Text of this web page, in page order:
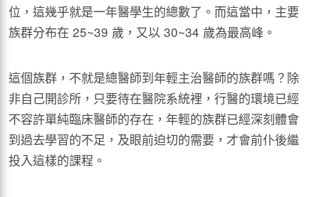
位，這幾乎就是一年醫學生的總數了。而這當中，主要
族群分布在 25~39 歲，又以 30~34 歲為最高峰。
這個族群，不就是總醫師到年輕主治醫師的族群嗎？除
非自己開診所，只要待在醫院系統裡，行醫的環境已經
不容許單純臨床醫師的存在，年輕的族群已經深刻體會
到過去學習的不足，及眼前迫切的需要，才會前仆後繼
投入這樣的課程。